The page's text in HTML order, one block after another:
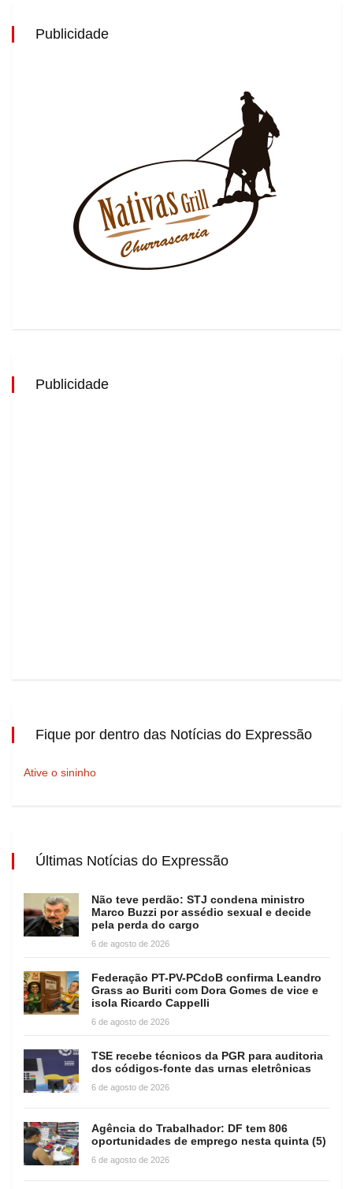
Publicidade
Publicidade
Fique por dentro das Notícias do Expressão
Ative o sininho
Últimas Notícias do Expressão
Não teve perdão: STJ condena ministro
Marco Buzzi por assédio sexual e decide
pela perda do cargo
6 de agosto de 2026
Federação PT-PV-PCdoB confirma Leandro
Grass ao Buriti com Dora Gomes de vice e
isola Ricardo Cappelli
6 de agosto de 2026
TSE recebe técnicos da PGR para auditoria
dos códigos-fonte das urnas eletrônicas
6 de agosto de 2026
Agência do Trabalhador: DF tem 806
oportunidades de emprego nesta quinta (5)
6 de agosto de 2026